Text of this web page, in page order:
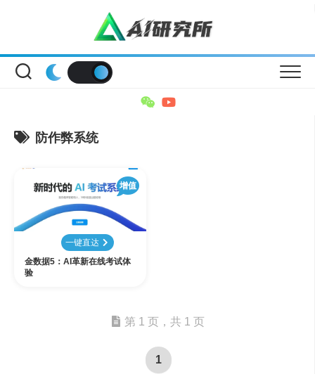
防作弊系统
增值
一键直达
金数据5：AI革新在线考试体
验
第 1 页，共 1 页
1